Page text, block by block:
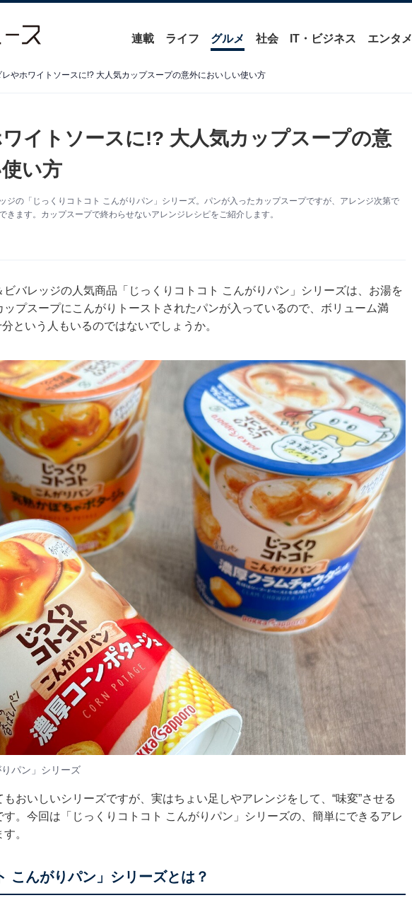
連載 ライフ グルメ 社会 IT・ビジネス エンタメ
レやホワイトソースに!? 大人気カップスープの意外においしい使い方
イトソースに!? 大人気カップスープの意
い方
ジの「じっくりコトコト こんがりパン」シリーズ。パンが入ったカップスープですが、アレンジ次第で
きます。カップスープで終わらせないアレンジレシピをご紹介します。
バレッジの人気商品「じっくりコトコト こんがりパン」シリーズは、お湯を
プスープにこんがりトーストされたパンが入っているので、ボリューム満
という人もいるのではないでしょうか。
パン」シリーズ
おいしいシリーズですが、実はちょい足しやアレンジをして、“味変”させる
す。今回は「じっくりコトコト こんがりパン」シリーズの、簡単にできるアレ
。
こんがりパン」シリーズとは？